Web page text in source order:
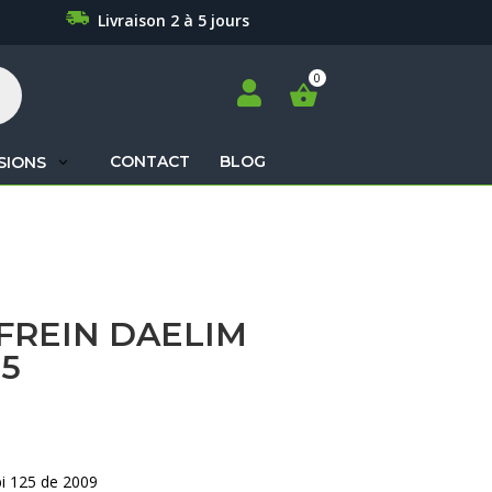
Livraison 2 à 5 jours

CONTACT BLOG
DAELIM
125 de 2009